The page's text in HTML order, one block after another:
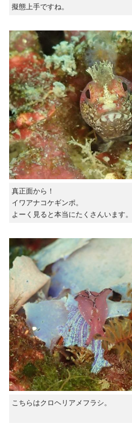
擬態上手ですね。
真正面から！
イワアナコケギンポ。
よーく見ると本当にたくさんいます。
こちらはクロヘリアメフラシ。